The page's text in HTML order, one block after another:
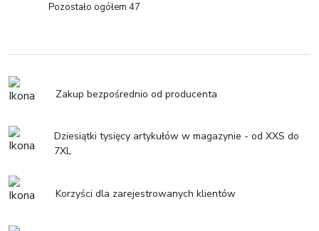
Pozostało ogółem 47
Zakup bezpośrednio od producenta
Dziesiątki tysięcy artykułów w magazynie - od XXS do
7XL
Korzyści dla zarejestrowanych klientów